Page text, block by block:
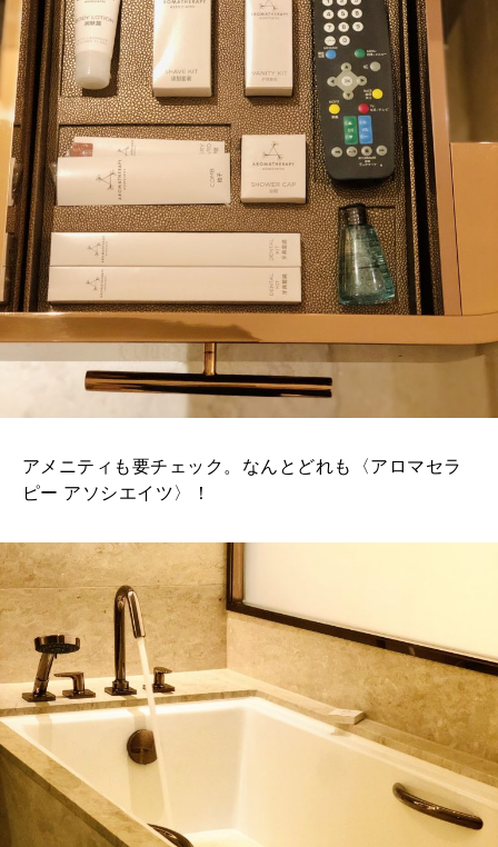
アメニティも要チェック。なんとどれも〈アロマセラ
ピー アソシエイツ〉！